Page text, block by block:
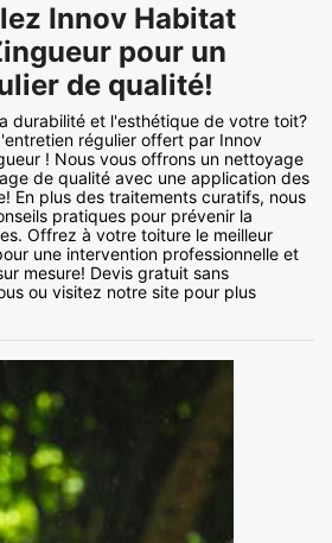
Innov Habitat
pour un
de qualité!
durabilité et l'esthétique de votre toit?
régulier offert par Innov
! Nous vous offrons un nettoyage
de qualité avec une application des
En plus des traitements curatifs, nous
pratiques pour prévenir la
Offrez à votre toiture le meilleur
une intervention professionnelle et
mesure! Devis gratuit sans
ou visitez notre site pour plus